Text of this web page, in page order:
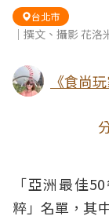
台北市
｜撰文、攝影 花
《食尚
「亞洲最佳
粹」名單，其